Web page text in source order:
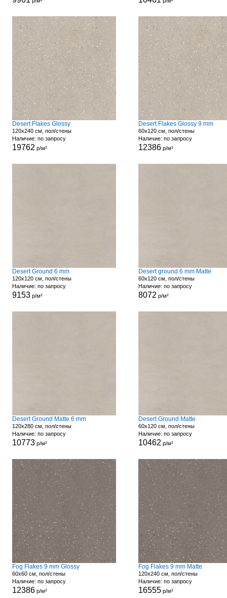
Desert Flakes Glossy
120x240 см, пол/стены
Наличие: по запросу
19762 р/м²
Desert Flakes Glossy 9 mm
60x120 см, пол/стены
Наличие: по запросу
12386р/м²
Desert Ground 6 mm
120x120 см, пол/стены
Наличие: по запросу
9153р/м²
Desert ground 6 mm Matte
60x120 см, пол/стены
Наличие: по запросу
8072 р/м²
Desert Ground Matte 6 mm
120x280 см, пол/стены
Наличие: по запросу
10773р/м²
Desert Ground Matte
60x120 см, пол/стены
Наличие: по запросу
10462 р/м²
Fog Flakes 9 mm Glossy
60x60 см, пол/стены
Наличие: по запросу
12386р/м²
Fog Flakes 9 mm Matte
120x240 см, пол/стены
Наличие: по запросу
16555р/м²